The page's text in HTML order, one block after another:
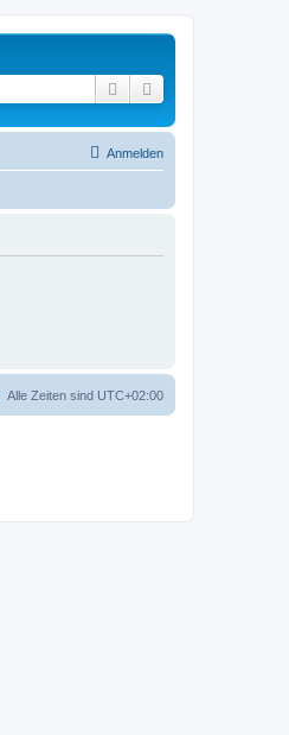
Suche
Anmelden
Alle Zeiten sind UTC+02:00